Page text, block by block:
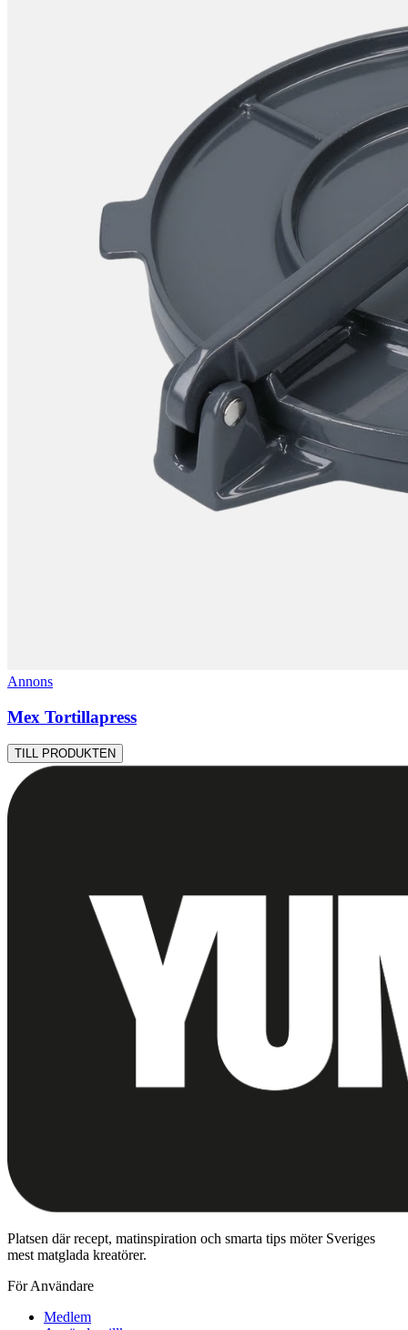
Annons
Mex Tortillapress
TILL PRODUKTEN
Platsen där recept, matinspiration och smarta tips möter Sveriges
mest matglada kreatörer.
För Användare
Medlem